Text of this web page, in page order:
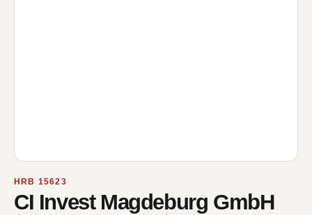
HRB 15623
CI Invest Magdeburg GmbH